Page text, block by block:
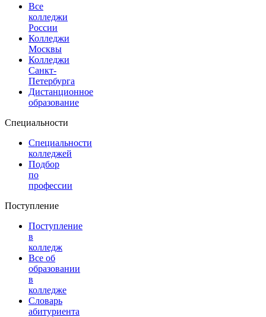
Все
колледжи
России
Колледжи
Москвы
Колледжи
Санкт-
Петербурга
Дистанционное
образование
Специальности
Специальности
колледжей
Подбор
по
профессии
Поступление
Поступление
в
колледж
Все об
образовании
в
колледже
Словарь
абитуриента